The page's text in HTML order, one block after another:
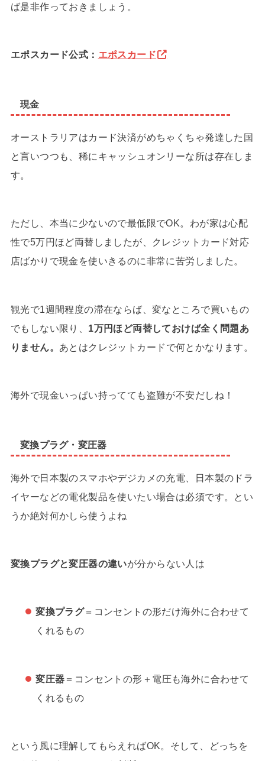
ば是非作っておきましょう。
エポスカード公式： エポスカード
現金
オーストラリアはカード決済がめちゃくちゃ発達した国
と言いつつも、稀にキャッシュオンリーな所は存在しま
す。
ただし、本当に少ないので最低限でOK。わが家は心配
性で5万円ほど両替しましたが、クレジットカード対応
店ばかりで現金を使いきるのに非常に苦労しました。
観光で1週間程度の滞在ならば、変なところで買いもの
でもしない限り、 1万円ほど両替しておけば全く問題あ
りません。 あとはクレジットカードで何とかなります。
海外で現金いっぱい持ってても盗難が不安だしね！
変換プラグ・変圧器
海外で日本製のスマホやデジカメの充電、日本製のドラ
イヤーなどの電化製品を使いたい場合は必須です。とい
うか絶対何かしら使うよね
変換プラグと変圧器の違いが分からない人は
変換プラグ＝コンセントの形だけ海外に合わせて
くれるもの
変圧器 ＝コンセントの形＋電圧も海外に合わせて
くれるもの
という風に理解してもらえればOK。そして、どっちを